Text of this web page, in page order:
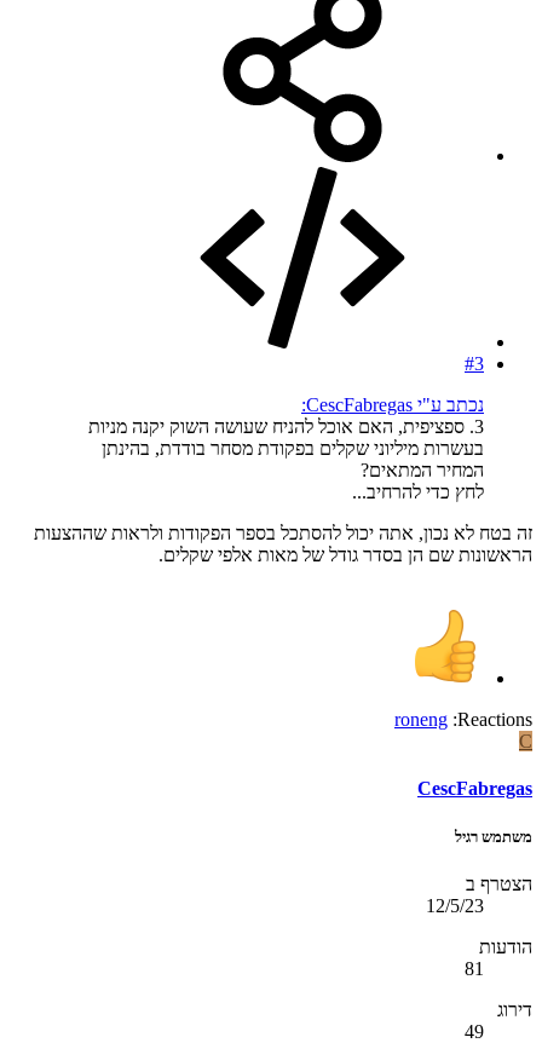
#3
נכתב ע"י CescFabregas:
3. ספציפית, האם אוכל להניח שעושה השוק יקנה מניות
בעשרות מיליוני שקלים בפקודת מסחר בודדת, בהינתן
המחיר המתאים?
לחץ כדי להרחיב...
זה בטח לא נכון, אתה יכול להסתכל בספר הפקודות ולראות שההצעות
הראשונות שם הן בסדר גודל של מאות אלפי שקלים.
Reactions:
roneng
C
CescFabregas
משתמש רגיל
הצטרף ב
12/5/23
הודעות
81
דירוג
49